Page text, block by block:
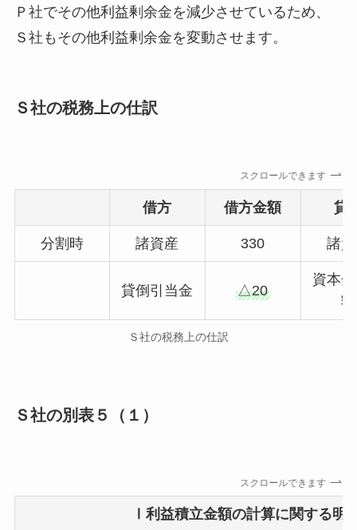
Ｐ社でその他利益剰余金を減少させているため、
Ｓ社もその他利益剰余金を変動させます。
Ｓ社の税務上の仕訳
スクロールできます
借方 借方金額 貸
分割時 諸資産 330 諸
貸倒引当金 △20
資本
額
Ｓ社の税務上の仕訳
Ｓ社の別表５（１）
スクロールできます
Ⅰ利益積立金額の計算に関する明